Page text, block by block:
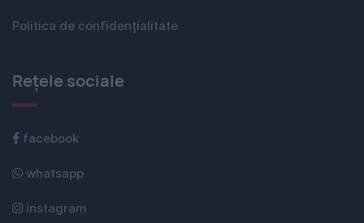
Politica de confidențialitate
Rețele sociale
facebook
whatsapp
instagram